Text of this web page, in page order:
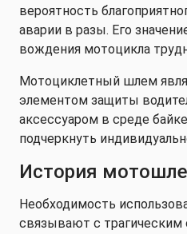
вероятность
аварии в разы. Его
вождения мотоцикла
Мотоциклетный шлем
элементом защиты
аксессуаром в среде
подчеркнуть
История
Необходимость
связывают с трагическим